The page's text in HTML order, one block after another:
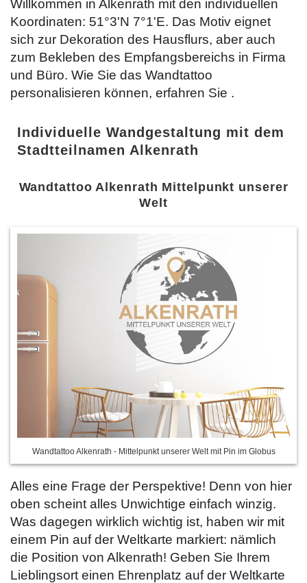
Willkommen in Alkenrath mit den individuellen
Koordinaten: 51°3'N 7°1'E. Das Motiv eignet
sich zur Dekoration des Hausflurs, aber auch
zum Bekleben des Empfangsbereichs in Firma
und Büro. Wie Sie das Wandtattoo
personalisieren können, erfahren Sie .
Individuelle Wandgestaltung mit dem
Stadtteilnamen Alkenrath
Wandtattoo Alkenrath Mittelpunkt unserer
Welt
Wandtattoo Alkenrath - Mittelpunkt unserer Welt mit Pin im Globus
Alles eine Frage der Perspektive! Denn von hier
oben scheint alles Unwichtige einfach winzig.
Was dagegen wirklich wichtig ist, haben wir mit
einem Pin auf der Weltkarte markiert: nämlich
die Position von Alkenrath! Geben Sie Ihrem
Lieblingsort einen Ehrenplatz auf der Weltkarte